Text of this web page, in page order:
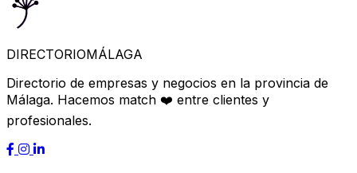
DIRECTORIOMÁLAGA
Directorio de empresas y negocios en la provincia de
Málaga. Hacemos match ❤️ entre clientes y
profesionales.